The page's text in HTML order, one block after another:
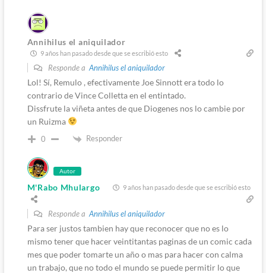
Annihilus el aniquilador
9 años han pasado desde que se escribió esto
Responde a Annihilus el aniquilador
Lol! Sí, Remulo , efectivamente Joe Sinnott era todo lo
contrario de Vince Colletta en el entintado.
Dissfrute la viñeta antes de que Diogenes nos lo cambie por
un Ruizma
0 Responder
Autor
M'Rabo Mhulargo 9 años han pasado desde que se escribió esto
Responde a Annihilus el aniquilador
Para ser justos tambien hay que reconocer que no es lo
mismo tener que hacer veintitantas paginas de un comic cada
mes que poder tomarte un año o mas para hacer con calma
un trabajo, que no todo el mundo se puede permitir lo que